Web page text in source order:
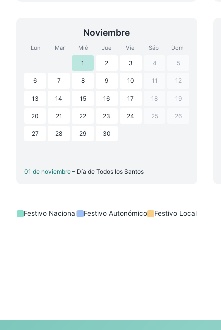
Noviembre
Lun Mar Mié Jue Vie Sáb Dom
1 2 3 4 5
6 7 8 9 10 11 12
13 14 15 16 17 18 19
20 21 22 23 24 25 26
27 28 29 30
01 de noviembre – Día de Todos los Santos
Festivo Nacional Festivo Autonómico Festivo Local